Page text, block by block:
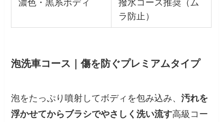
濃色・黒系ボディ
撥水コース推奨（ム
ラ防止）
泡洗車コース｜傷を防ぐプレミアムタイプ
泡をたっぷり噴射してボディを包み込み、汚れを
浮かせてからブラシでやさしく洗い流す高級コー